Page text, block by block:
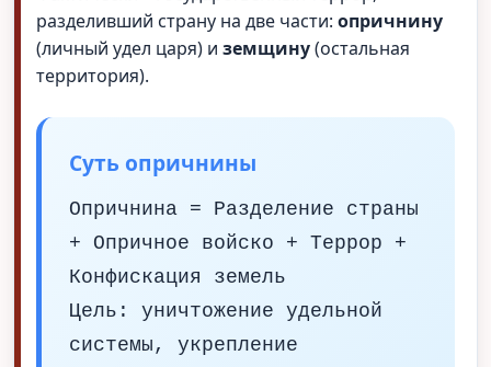
разделивший страну на две части: опричнину
(личный удел царя) и земщину(остальная
территория).
Суть опричнины
Опричнина = Разделение страны
+ Опричное войско + Террор +
Конфискация земель
Цель: уничтожение удельной
системы, укрепление